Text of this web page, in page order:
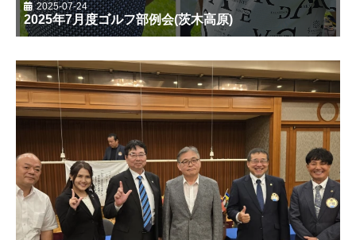
2025-07-24
2025年7月度ゴルフ部例会(茨木高原)